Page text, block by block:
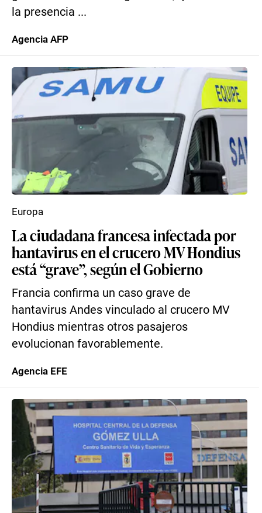
la presencia ...
Agencia AFP
La ciudadana francesa infectada por
hantavirus en el crucero MV Hondius
está “grave”, según el Gobierno
Francia confirma un caso grave de
hantavirus Andes vinculado al crucero MV
Hondius mientras otros pasajeros
evolucionan favorablemente.
Europa
Agencia EFE